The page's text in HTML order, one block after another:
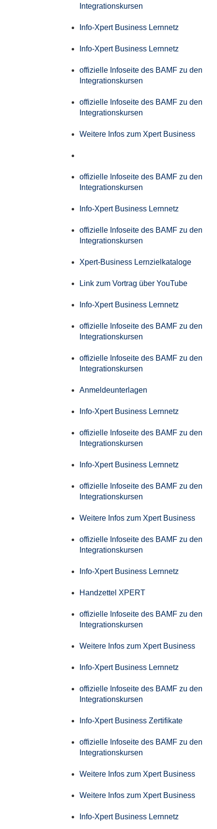
Integrationskursen
Info-Xpert Business Lernnetz
Info-Xpert Business Lernnetz
offizielle Infoseite des BAMF zu den
Integrationskursen
offizielle Infoseite des BAMF zu den
Integrationskursen
Weitere Infos zum Xpert Business
offizielle Infoseite des BAMF zu den
Integrationskursen
Info-Xpert Business Lernnetz
offizielle Infoseite des BAMF zu den
Integrationskursen
Xpert-Business Lernzielkataloge
Link zum Vortrag über YouTube
Info-Xpert Business Lernnetz
offizielle Infoseite des BAMF zu den
Integrationskursen
offizielle Infoseite des BAMF zu den
Integrationskursen
Anmeldeunterlagen
Info-Xpert Business Lernnetz
offizielle Infoseite des BAMF zu den
Integrationskursen
Info-Xpert Business Lernnetz
offizielle Infoseite des BAMF zu den
Integrationskursen
Weitere Infos zum Xpert Business
offizielle Infoseite des BAMF zu den
Integrationskursen
Info-Xpert Business Lernnetz
Handzettel XPERT
offizielle Infoseite des BAMF zu den
Integrationskursen
Weitere Infos zum Xpert Business
Info-Xpert Business Lernnetz
offizielle Infoseite des BAMF zu den
Integrationskursen
Info-Xpert Business Zertifikate
offizielle Infoseite des BAMF zu den
Integrationskursen
Weitere Infos zum Xpert Business
Weitere Infos zum Xpert Business
Info-Xpert Business Lernnetz